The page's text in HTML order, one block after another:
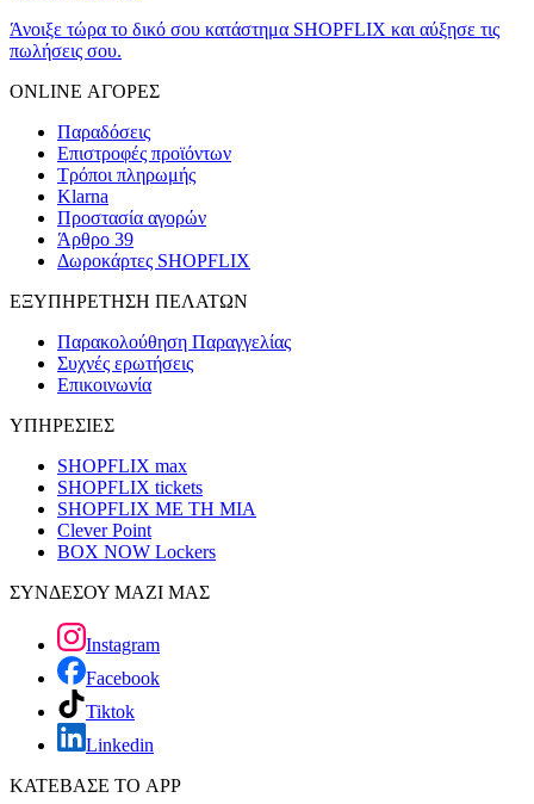
Άνοιξε τώρα το δικό σου κατάστημα SHOPFLIX και αύξησε τις
πωλήσεις σου.
ONLINE ΑΓΟΡΕΣ
Παραδόσεις
Επιστροφές προϊόντων
Τρόποι πληρωμής
Klarna
Προστασία αγορών
Άρθρο 39
Δωροκάρτες SHOPFLIX
ΕΞΥΠΗΡΕΤΗΣΗ ΠΕΛΑΤΩΝ
Παρακολούθηση Παραγγελίας
Συχνές ερωτήσεις
Επικοινωνία
ΥΠΗΡΕΣΙΕΣ
SHOPFLIX max
SHOPFLIX tickets
SHOPFLIX ΜΕ ΤΗ ΜΙΑ
Clever Point
BOX NOW Lockers
ΣΥΝΔΕΣΟΥ ΜΑΖΙ ΜΑΣ
Instagram
Facebook
Tiktok
Linkedin
ΚΑΤΕΒΑΣΕ ΤΟ APP